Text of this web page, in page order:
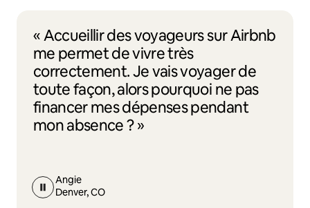
« Accueillir des voyageurs sur Airbnb
me permet de vivre très
correctement. Je vais voyager de
toute façon, alors pourquoi ne pas
financer mes dépenses pendant
mon absence ? »
Angie
Denver, CO